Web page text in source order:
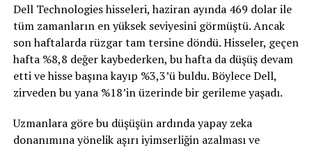
Dell Technologies hisseleri, haziran ayında 469 dolar ile
tüm zamanların en yüksek seviyesini görmüştü. Ancak
son haftalarda rüzgar tam tersine döndü. Hisseler, geçen
hafta %8,8 değer kaybederken, bu hafta da düşüş devam
etti ve hisse başına kayıp %3,3’ü buldu. Böylece Dell,
zirveden bu yana %18’in üzerinde bir gerileme yaşadı.
Uzmanlara göre bu düşüşün ardında yapay zeka
donanımına yönelik aşırı iyimserliğin azalması ve